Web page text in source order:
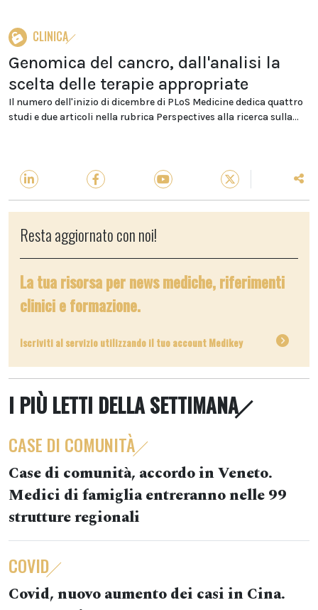
CLINICA
Genomica del cancro, dall'analisi la
scelta delle terapie appropriate
Il numero dell'inizio di dicembre di PLoS Medicine dedica quattro
studi e due articoli nella rubrica Perspectives alla ricerca sulla...
Resta aggiornato con noi!
La tua risorsa per news mediche, riferimenti
clinici e formazione.
Iscriviti al servizio utilizzando il tuo account Medikey
I PIÙ LETTI DELLA SETTIMANA
CASE DI COMUNITÀ
Case di comunità, accordo in Veneto.
Medici di famiglia entreranno nelle 99
strutture regionali
COVID
Covid, nuovo aumento dei casi in Cina.